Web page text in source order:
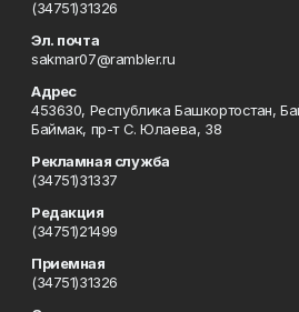
(34751)31326
Эл. почта
sakmar07@rambler.ru
Адрес
453630, Республика Башкортостан,
Баймак, пр-т С. Юлаева, 38
Рекламная служба
(34751)31337
Редакция
(34751)21499
Приемная
(34751)31326